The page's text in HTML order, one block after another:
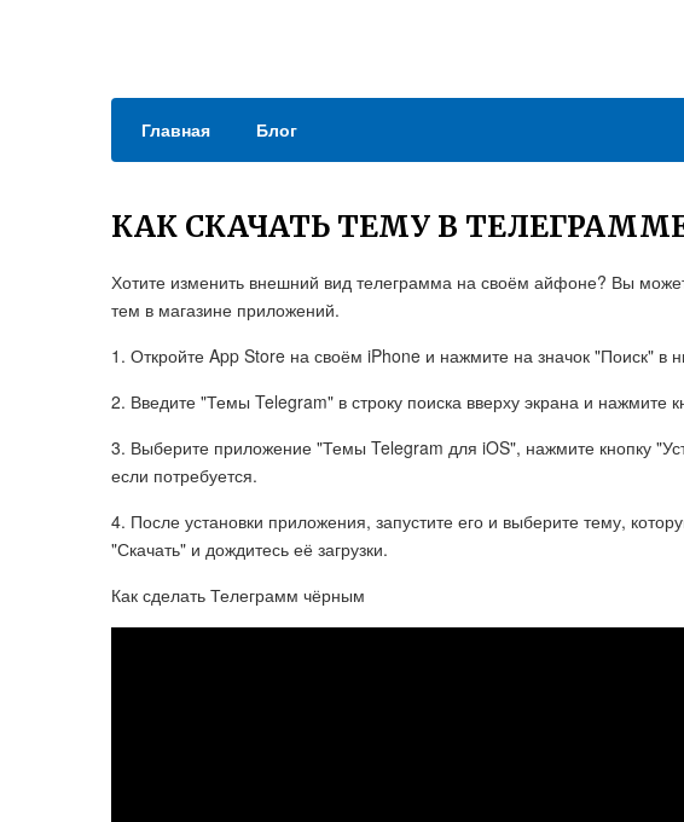
Главная Блог
КАК СКАЧАТЬ ТЕМУ В
Хотите изменить внешний вид телеграмма на своём айфоне? Вы
тем в магазине приложений.
1. Откройте App Store на своём iPhone и нажмите на значок "Поиск" в
2. Введите "Темы Telegram" в строку поиска вверху экрана и нажмите
3. Выберите приложение "Темы Telegram для iOS", нажмите кнопку
если потребуется.
4. После установки приложения, запустите его и выберите тему,
"Скачать" и дождитесь её загрузки.
Как сделать Телеграмм чёрным